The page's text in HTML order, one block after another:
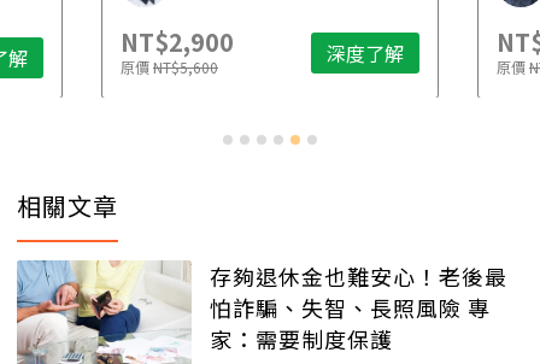
解 NT$2,900
原價NT$5,600 深度了解 原價
相關文章
存夠退休金也難安心！老後最
怕詐騙、失智、長照風險 專
家：需要制度保護